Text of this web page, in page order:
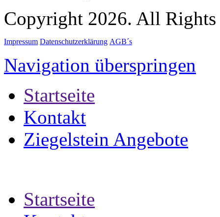
Copyright 2026. All Rights
Impressum Datenschutzerklärung AGB´s
Navigation überspringen
Startseite
Kontakt
Ziegelstein Angebote
Startseite